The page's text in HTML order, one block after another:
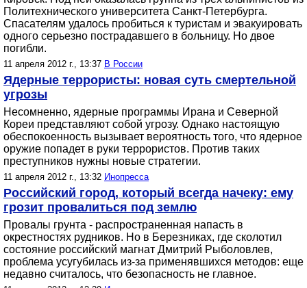
Политехнического университета Санкт-Петербурга.
Спасателям удалось пробиться к туристам и эвакуировать
одного серьезно пострадавшего в больницу. Но двое
погибли.
11 апреля 2012 г., 13:37 В России
Ядерные террористы: новая суть смертельной
угрозы
Несомненно, ядерные программы Ирана и Северной
Кореи представляют собой угрозу. Однако настоящую
обеспокоенность вызывает вероятность того, что ядерное
оружие попадет в руки террористов. Против таких
преступников нужны новые стратегии.
11 апреля 2012 г., 13:32 Инопресса
Российский город, который всегда начеку: ему
грозит провалиться под землю
Провалы грунта - распространенная напасть в
окрестностях рудников. Но в Березниках, где сколотил
состояние российский магнат Дмитрий Рыболовлев,
проблема усугубилась из-за применявшихся методов: еще
недавно считалось, что безопасность не главное.